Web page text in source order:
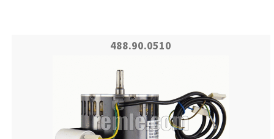
488.90.0510